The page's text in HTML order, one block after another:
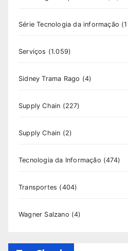
Série Tecnologia da informação
Serviços (1.059)
Sidney Trama Rago (4)
Supply Chain (227)
Supply Chain (2)
Tecnologia da Informação (474)
Transportes (404)
Wagner Salzano (4)